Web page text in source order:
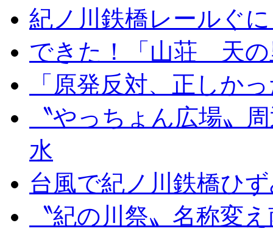
紀ノ川鉄橋レールぐ
できた！「山荘 天の
「原発反対、正しか
〝やっちょん広場〟
水
台風で紀ノ川鉄橋ひ
〝紀の川祭〟名称変